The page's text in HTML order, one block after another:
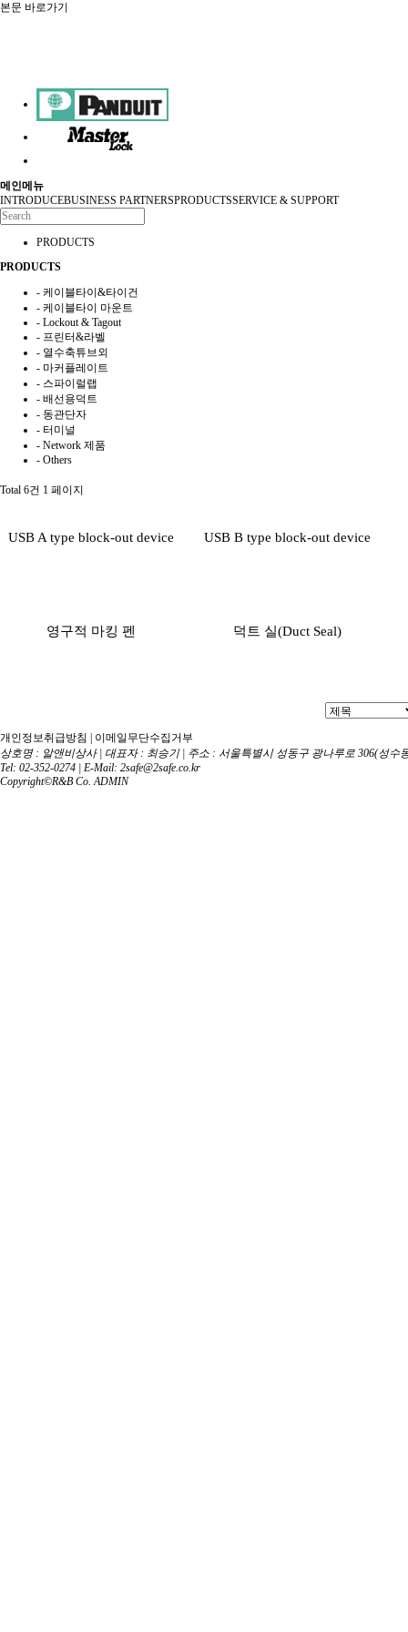
본문 바로가기
메인메뉴
INTRODUCEBUSINESS PARTNERSPRODUCTSSERVICE & SUPPORT
PRODUCTS
PRODUCTS
- 케이블타이&타이건
- 케이블타이 마운트
- Lockout & Tagout
- 프린터&라벨
- 열수축튜브외
- 마커플레이트
- 스파이럴랩
- 배선용덕트
- 동관단자
- 터미널
- Network 제품
- Others
Total 6건 1 페이지
USB A type block-out device USB B type block-out device
영구적 마킹 펜 덕트 실(Duct Seal)
개인정보취급방침
이메일무단수집거부
상호명 : 알앤비상사 | 대표자 : 최승기 | 주소 : 서울특별시 성동구 광나루로 306(성수
Tel: 02-352-0274 | E-Mail: 2safe@2safe.co.kr
Copyright©R&B Co.ADMIN